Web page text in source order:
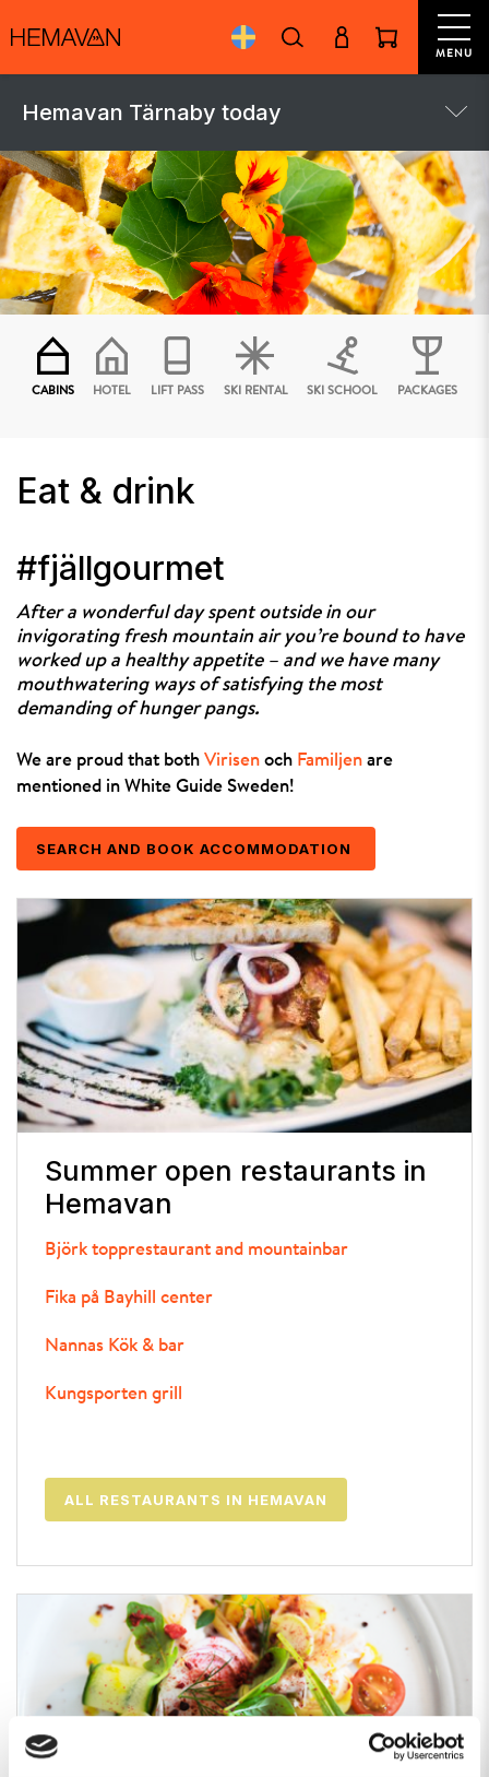
MENU
Hemavan Tärnaby today
CABINS HOTEL LIFT PASS SKI RENTAL SKI SCHOOL PACKAGES
Eat & drink
#fjällgourmet
After a wonderful day spent outside in our
invigorating fresh mountain air you’re bound to have
worked up a healthy appetite – and we have many
mouthwatering ways of satisfying the most
demanding of hunger pangs.
We are proud that both Virisen och Familjen are
mentioned in White Guide Sweden!
SEARCH AND BOOK ACCOMMODATION
Summer open restaurants in
Hemavan
Björk topprestaurant and mountainbar
Fika på Bayhill center
Nannas Kök & bar
Kungsporten grill
ALL RESTAURANTS IN HEMAVAN